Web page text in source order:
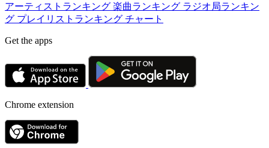
アーティストランキング 楽曲ランキング ラジオ局ランキン
グ プレイリストランキング チャート
Get the apps
Chrome extension